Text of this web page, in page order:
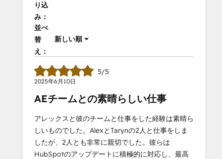
り込
み：
並べ
替
え：
新しい順
5/5
2025年6月10日
AEチームとの素晴らしい仕事
アレックスと彼のチームと仕事をした経験は素晴ら
しいものでした。AlexとTarynの2人と仕事をしま
したが、2人とも非常に親切でした。彼らは
HubSpotのアップデートに積極的に対応し、最高